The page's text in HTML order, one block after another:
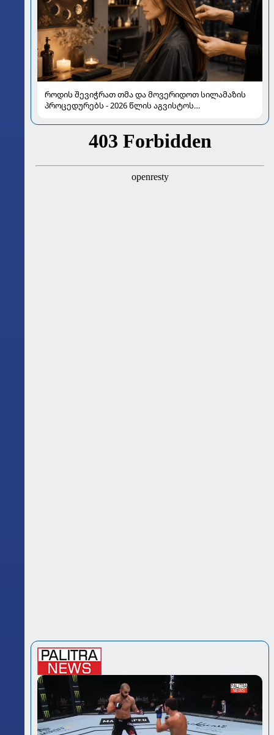
როდის შევიჭრათ თმა და მოვერიდოთ სილამაზის
პროცედურებს - 2026 წლის აგვისტოს